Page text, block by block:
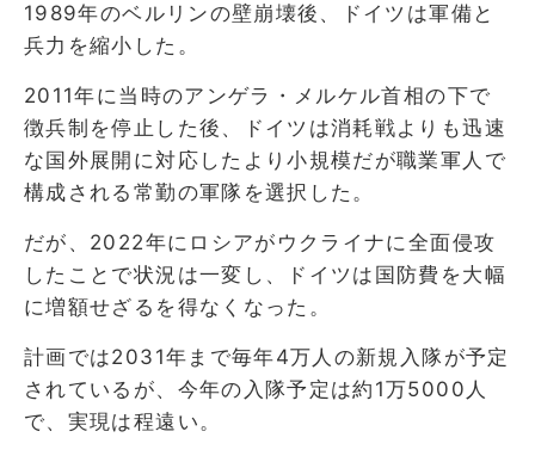
1989年のベルリンの壁崩壊後、ドイツは軍備と
兵力を縮小した。
2011年に当時のアンゲラ・メルケル首相の下で
徴兵制を停止した後、ドイツは消耗戦よりも迅速
な国外展開に対応したより小規模だが職業軍人で
構成される常勤の軍隊を選択した。
だが、2022年にロシアがウクライナに全面侵攻
したことで状況は一変し、ドイツは国防費を大幅
に増額せざるを得なくなった。
計画では2031年まで毎年4万人の新規入隊が予定
されているが、今年の入隊予定は約1万5000人
で、実現は程遠い。